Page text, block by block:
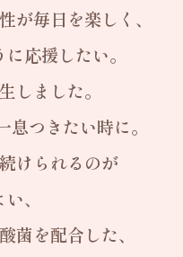
が毎日を楽しく、
応援したい。
しました。
つきたい時に。
けられるのが
、
菌を配合した、